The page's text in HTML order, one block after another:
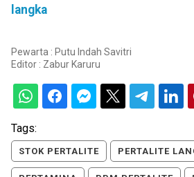
langka
Pewarta : Putu Indah Savitri
Editor : Zabur Karuru
Tags:
STOK PERTALITE PERTALITE